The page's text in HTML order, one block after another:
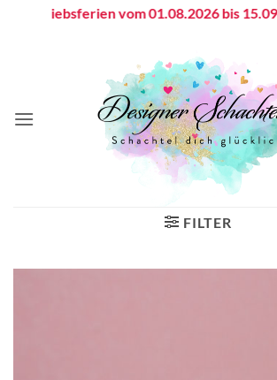
Betriebsferien vom 01.08.2026 bis
FILTER